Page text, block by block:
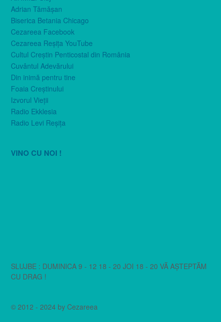
Adrian Tămăşan
Biserica Betania Chicago
Cezareea Facebook
Cezareea Reşiţa YouTube
Cultul Creştin Penticostal din România
Cuvântul Adevărului
Din inimă pentru tine
Foaia Creştinului
Izvorul Vieţii
Radio Ekklesia
Radio Levi Reşiţa
VINO CU NOI !
SLUJBE : DUMINICA 9 - 12 18 - 20 JOI 18 - 20 VĂ AȘTEPTĂM
CU DRAG !
© 2012 - 2024 by Cezareea